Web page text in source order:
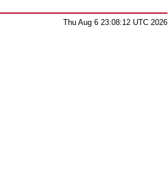
Thu Aug 6 23:08:12 UTC 2026